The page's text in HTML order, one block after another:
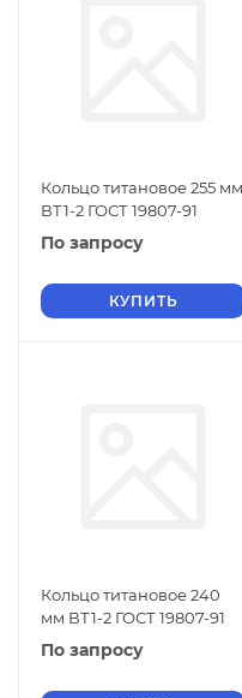
Кольцо титановое 255 мм
ВТ1-2 ГОСТ 19807-91
По запросу
КУПИТЬ
Кольцо титановое 240
мм ВТ1-2 ГОСТ 19807-91
По запросу